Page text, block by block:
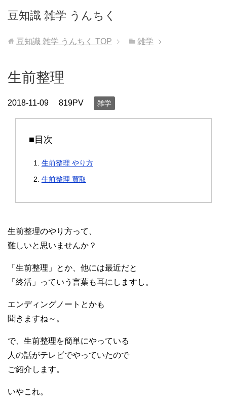
豆知識 雑学 うんちく
豆知識 雑学 うんちく TOP 雑学
生前整理
2018-11-09 819PV 雑学
■目次
生前整理 やり方
生前整理 買取
生前整理のやり方って、
難しいと思いませんか？
「生前整理」とか、他には最近だと
「終活」っていう言葉も耳にしますし。
エンディングノートとかも
聞きますね～。
で、生前整理を簡単にやっている
人の話がテレビでやっていたので
ご紹介します。
いやこれ。